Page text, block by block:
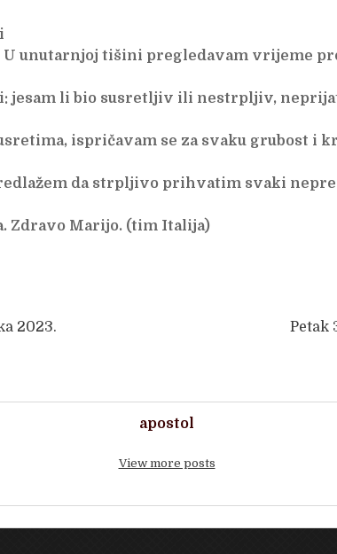
U unutarnjoj tišini pregledavam vrijeme
jesam li bio susretljiv ili nestrpljiv,
ispričavam se za svaku grubost i
da strpljivo prihvatim svaki
Zdravo Marijo. (tim Italija)
2023. Petak
apostol
View more posts